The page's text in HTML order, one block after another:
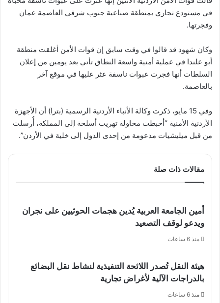
في مستودع تجاري بمنطقة صناعية جنوب شرقي العاصمة عمان
وفجرتها.
وكان شهود قد قالوا في وقت سابق إن قوات الأمن أغلقت منطقة
أبو علندا في عملية أمنية واسعة النطاق تأتي بعد يومين من إعلان
السلطات أنها فجرت عبوات ناسفة عثر عليها في موقع آخر
بالعاصمة.
وفي 15 مايو، ذكرت وكالة الأنباء الأردنية الرسمية (بترا) أن الأجهزة
الأردنية الأمنية “أحبطت محاولة تهريب أسلحة إلى المملكة، أُرسلت
من قبل ميليشيات مدعومة من إحدى الدول إلى خلية في الأردن”.
مقالات ذات صلة
أمين الجامعة العربية يُدين هجمات الحوثيين على نجران
ويدعو لوقف التصعيد
منذ 6 ساعات
هيئة النقل تُصدر اللائحة التنفيذية لنشاط نقل البضائع
بالدراجات الآلية لأغراض تجارية
منذ 6 ساعات